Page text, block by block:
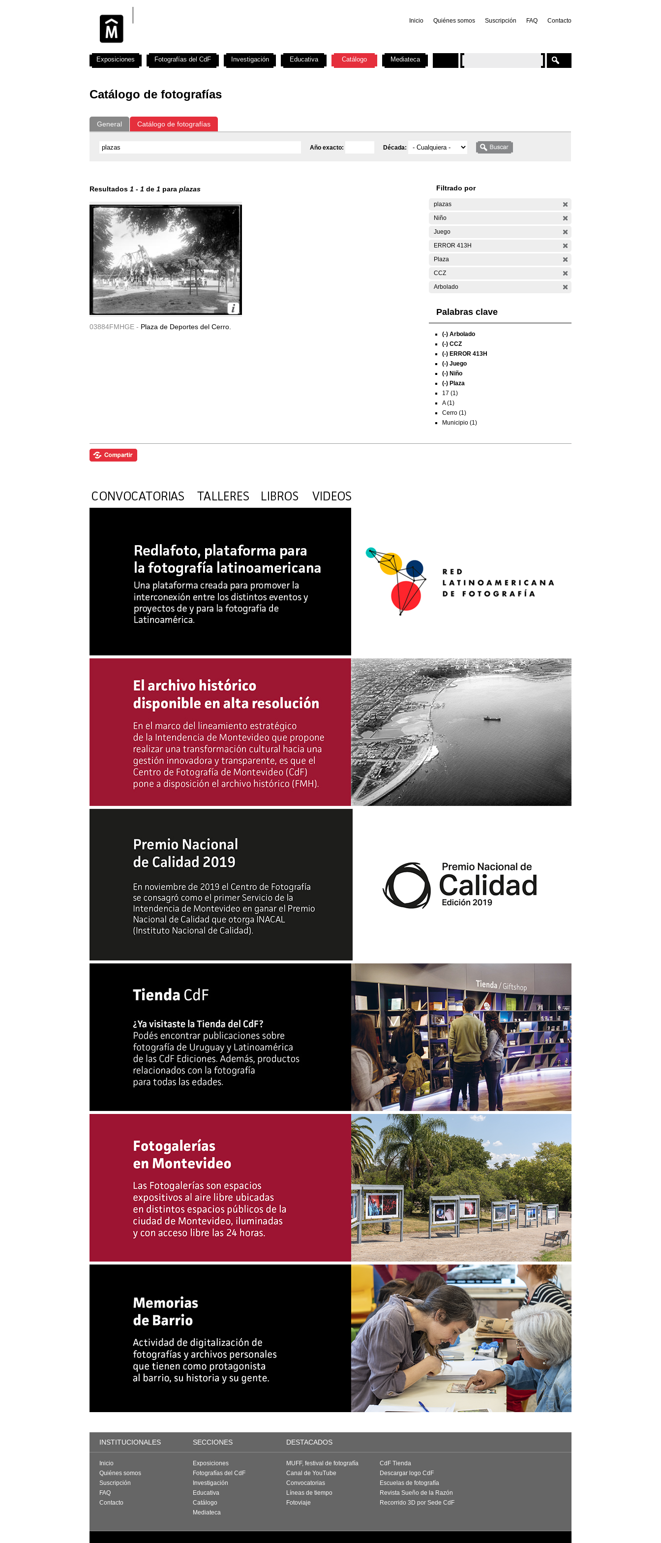
Inicio Quiénes somos Suscripción FAQ Contacto
Catálogo de fotografías
General Catálogo de fotografías
Año exacto: Década:
Resultados 1 - 1 de 1 para plazas
03884FMHGE - Plaza de Deportes del Cerro.
Filtrado por
plazas
Niño
Juego
ERROR 413H
Plaza
CCZ
Arbolado
Palabras clave
(-) Arbolado
(-) CCZ
(-) ERROR 413H
(-) Juego
(-) Niño
(-) Plaza
17 (1)
A (1)
Cerro (1)
Municipio (1)
Exposiciones Fotografías del CdF Investigación Educativa Catálogo Mediateca
INSTITUCIONALES SECCIONES DESTACADOS
Inicio
Quiénes somos
Suscripción
FAQ
Contacto
Exposiciones
Fotografías del CdF
Investigación
Educativa
Catálogo
Mediateca
MUFF, festival de fotografía
Canal de YouTube
Convocatorias
Líneas de tiempo
Fotoviaje
CdF Tienda
Descargar logo CdF
Escuelas de fotografía
Revista Sueño de la Razón
Recorrido 3D por Sede CdF